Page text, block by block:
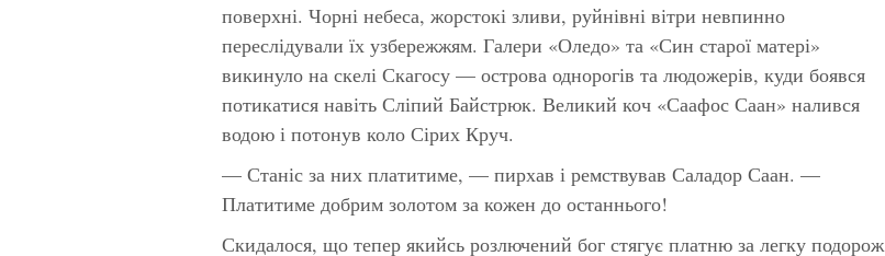
поверхні. Чорні небеса, жорстокі зливи, руйнівні вітри невпинно
переслідували їх узбережжям. Галери «Оледо» та «Син старої матері»
викинуло на скелі Скагосу — острова однорогів та людожерів, куди боявся
потикатися навіть Сліпий Байстрюк. Великий коч «Саафос Саан» налився
водою і потонув коло Сірих Круч.
— Станіс за них платитиме, — пирхав і ремствував Саладор Саан. —
Платитиме добрим золотом за кожен до останнього!
Скидалося, що тепер якийсь розлючений бог стягує платню за легку подорож